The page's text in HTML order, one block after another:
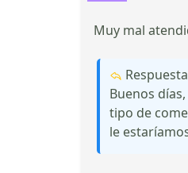
Muy mal
Buenos
tipo de
le